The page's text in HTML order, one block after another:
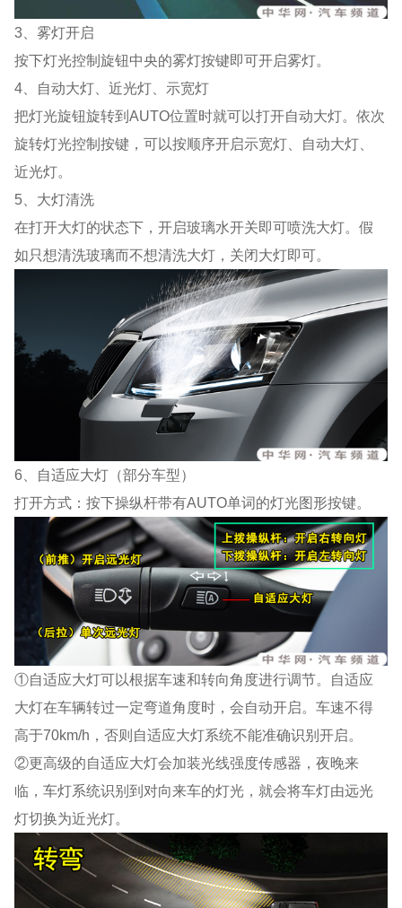
3、雾灯开启
按下灯光控制旋钮中央的雾灯按键即可开启雾灯。
4、自动大灯、近光灯、示宽灯
把灯光旋钮旋转到AUTO位置时就可以打开自动大灯。依次
旋转灯光控制按键，可以按顺序开启示宽灯、自动大灯、
近光灯。
5、大灯清洗
在打开大灯的状态下，开启玻璃水开关即可喷洗大灯。假
如只想清洗玻璃而不想清洗大灯，关闭大灯即可。
6、自适应大灯（部分车型）
打开方式：按下操纵杆带有AUTO单词的灯光图形按键。
①自适应大灯可以根据车速和转向角度进行调节。自适应
大灯在车辆转过一定弯道角度时，会自动开启。车速不得
高于70km/h，否则自适应大灯系统不能准确识别开启。
②更高级的自适应大灯会加装光线强度传感器，夜晚来
临，车灯系统识别到对向来车的灯光，就会将车灯由远光
灯切换为近光灯。